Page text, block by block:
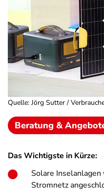
Quelle: Jörg Sutter /
Beratung &
Das Wichtigste in Kürze:
Solare
Stromnetz